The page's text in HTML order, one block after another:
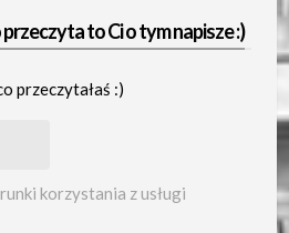
to Ci o tym napisze :)
przeczytałaś :)
korzystania z usługi